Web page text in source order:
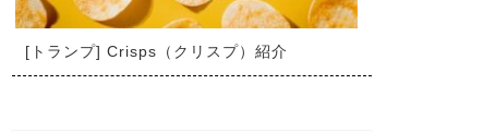
[トランプ] Crisps（クリスプ）紹介